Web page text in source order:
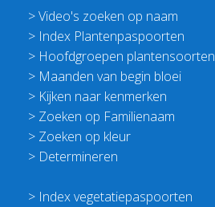
>Video's zoeken op naam
> Index Plantenpaspoorten
> Hoofdgroepen plantensoorten
> Maanden van begin bloei
> Kijken naar kenmerken
> Zoeken op Familienaam
> Zoeken op kleur
> Determineren
> Index vegetatiepaspoorten